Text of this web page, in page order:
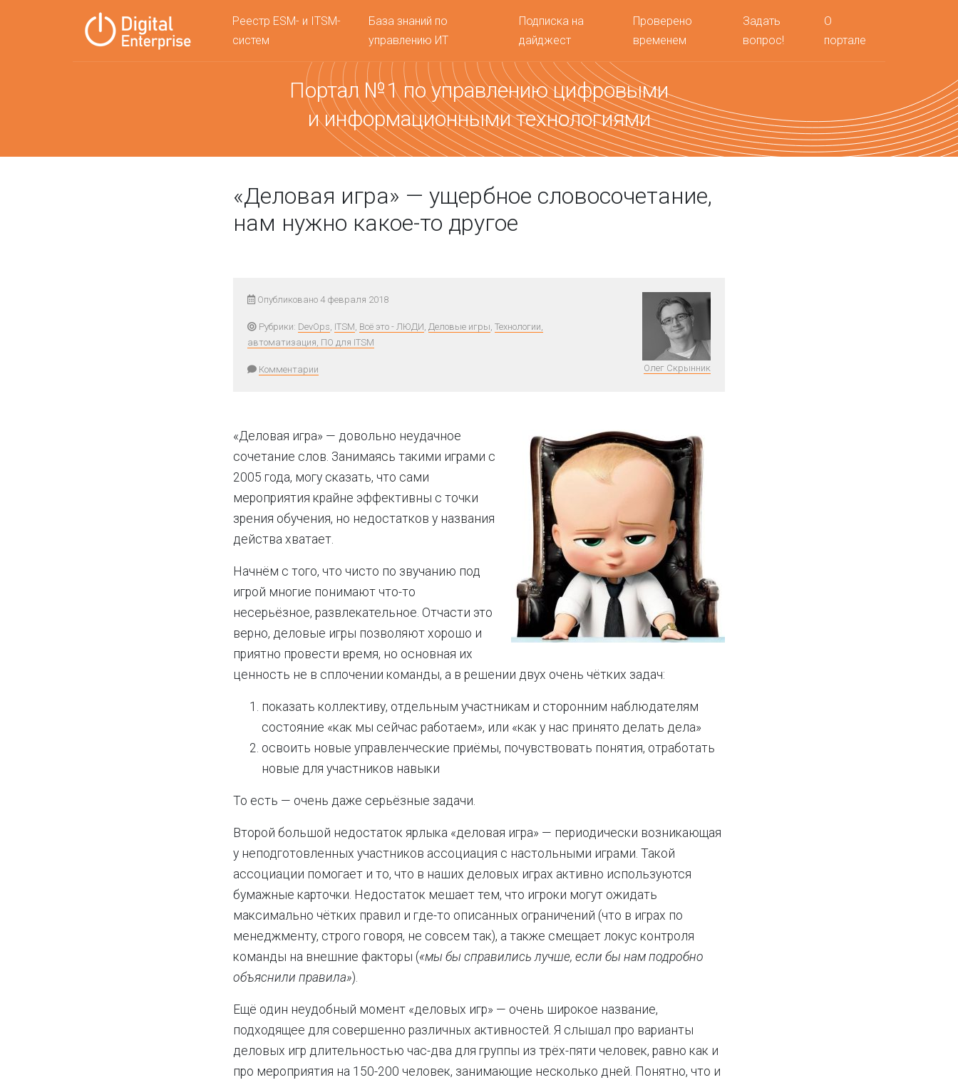
Реестр ESM- и ITSM-
систем
База знаний по
управлению ИТ
Подписка на
дайджест
Проверено
временем
Задать
вопрос!
О
портале
Портал №1 по управлению цифровыми
и информационными технологиями
«Деловая игра» — ущербное словосочетание,
нам нужно какое-то другое
Опубликовано 4 февраля 2018
Рубрики: DevOps, ITSM, Всё это - ЛЮДИ, Деловые игры, Технологии,
автоматизация, ПО для ITSM
Комментарии Олег Скрынник
«Деловая игра» — довольно неудачное
сочетание слов. Занимаясь такими играми с
2005 года, могу сказать, что сами
мероприятия крайне эффективны с точки
зрения обучения, но недостатков у названия
действа хватает.
Начнём с того, что чисто по звучанию под
игрой многие понимают что-то
несерьёзное, развлекательное. Отчасти это
верно, деловые игры позволяют хорошо и
приятно провести время, но основная их
ценность не в сплочении команды, а в решении двух очень чётких задач:
показать коллективу, отдельным участникам и сторонним наблюдателям
состояние «как мы сейчас работаем», или «как у нас принято делать дела»
освоить новые управленческие приёмы, почувствовать понятия, отработать
новые для участников навыки
То есть — очень даже серьёзные задачи.
Второй большой недостаток ярлыка «деловая игра» — периодически возникающая
у неподготовленных участников ассоциация с настольными играми. Такой
ассоциации помогает и то, что в наших деловых играх активно используются
бумажные карточки. Недостаток мешает тем, что игроки могут ожидать
максимально чётких правил и где-то описанных ограничений (что в играх по
менеджменту, строго говоря, не совсем так), а также смещает локус контроля
команды на внешние факторы («мы бы справились лучше, если бы нам подробно
объяснили правила»).
Ещё один неудобный момент «деловых игр» — очень широкое название,
подходящее для совершенно различных активностей. Я слышал про варианты
деловых игр длительностью час-два для группы из трёх-пяти человек, равно как и
про мероприятия на 150-200 человек, занимающие несколько дней. Понятно, что и